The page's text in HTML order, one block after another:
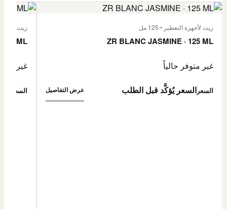
زيت لأجهزة التعطير • 125 مل
ZR BLANC JASMINE · 125 ML
غير متوفر حالياً
السعر السعر يُؤكَّد قبل الطلب عرض التفاصيل
زيت لأجهزة
ML
غير
السعر